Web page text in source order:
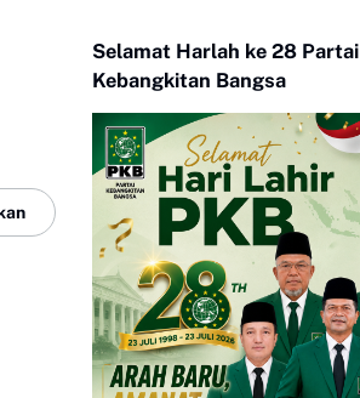
Selamat Harlah ke 28 Partai
Kebangkitan Bangsa